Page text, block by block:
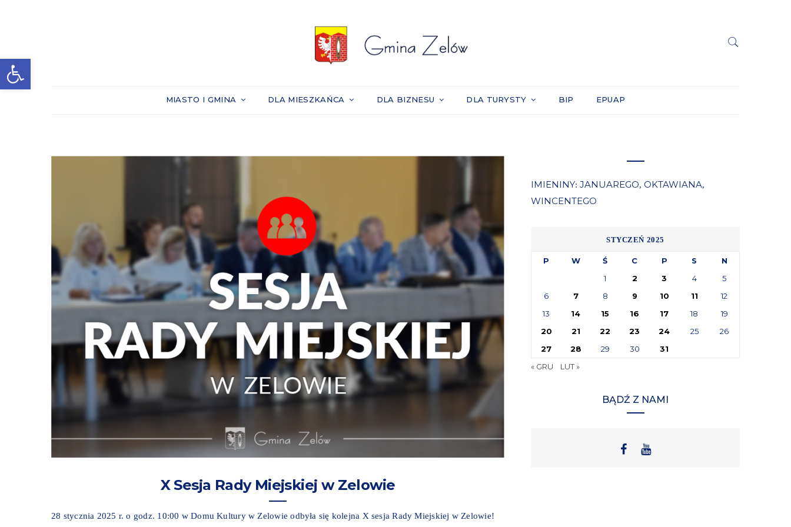
Otwórz pasek narzędzi
MIASTO I GMINA DLA MIESZKAŃCA DLA BIZNESU DLA TURYSTY BIP EPUAP
X Sesja Rady Miejskiej w Zelowie
28 stycznia 2025 r. o godz. 10:00 w Domu Kultury w Zelowie odbyła się kolejna X sesja Rady Miejskiej w Zelowie!
IMIENINY: JANUAREGO, OKTAWIANA,
WINCENTEGO
STYCZEŃ 2025
P W Ś C P S
N
1
2 3 4
5
6
7 8 9 10 11
12
13
14 15 16 17 18
19
20
21 22 23 24 25
26
27
28 29 30
31
« GRU
LUT »
BĄDŹ Z NAMI